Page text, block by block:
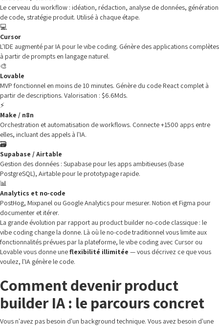
Le cerveau du workflow : idéation, rédaction, analyse de données, génération
de code, stratégie produit. Utilisé à chaque étape.
💻
Cursor
L'IDE augmenté par IA pour le vibe coding. Génère des applications complètes
à partir de prompts en langage naturel.
🎨
Lovable
MVP fonctionnel en moins de 10 minutes. Génère du code React complet à
partir de descriptions. Valorisation : $6.6Mds.
⚡
Make / n8n
Orchestration et automatisation de workflows. Connecte +1500 apps entre
elles, incluant des appels à l'IA.
🗃️
Supabase / Airtable
Gestion des données : Supabase pour les apps ambitieuses (base
PostgreSQL), Airtable pour le prototypage rapide.
📊
Analytics et no-code
PostHog, Mixpanel ou Google Analytics pour mesurer. Notion et Figma pour
documenter et itérer.
La grande évolution par rapport au product builder no-code classique : le
vibe coding change la donne. Là où le no-code traditionnel vous limite aux
fonctionnalités prévues par la plateforme, le vibe coding avec Cursor ou
Lovable vous donne uneflexibilité illimitée — vous décrivez ce que vous
voulez, l'IA génère le code.
Comment devenir product
builder IA : le parcours concret
Vous n'avez pas besoin d'un background technique. Vous avez besoin d'une